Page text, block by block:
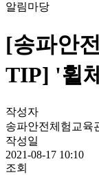
알림마당
[송파안
TIP] '휠
작성자
송파안전체험교육
작성일
2021-08-17 10:10
조회